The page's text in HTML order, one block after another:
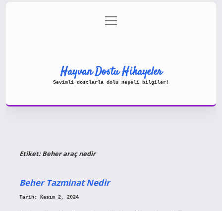
Gizlilik Politikası
menüyü
aç
Hayvan Dostu Hikayeler
Sevimli dostlarla dolu neşeli bilgiler!
Etiket:Beher araç nedir
Beher Tazminat Nedir
Tarih: Kasım 2, 2024